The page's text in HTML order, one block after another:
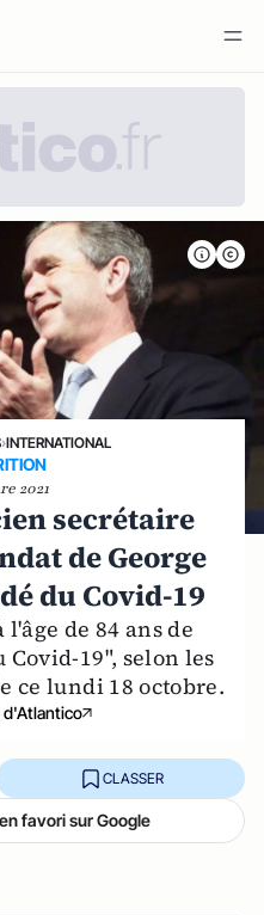
›INTERNATIONAL
2021
secrétaire
de George
du Covid-19
de 84 ans de
19", selon les
ce lundi 18 octobre.
d'Atlantico
CLASSER
favori sur Google